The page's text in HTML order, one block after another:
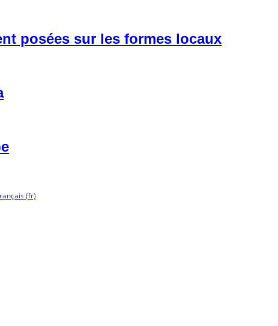
posées sur les formes locaux